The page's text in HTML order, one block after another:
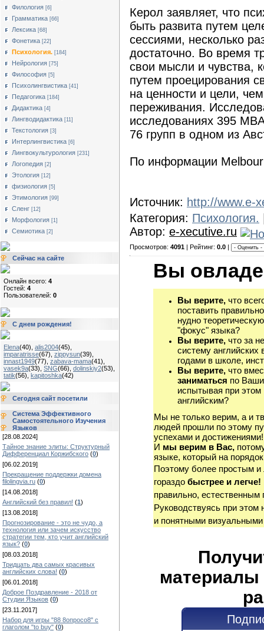
Филология [6]
Грамматика [66]
Лексика [68]
Фонетика [22]
Психология. [184]
Нейрология [75]
Философия [5]
Психолингвистика [41]
Педагогика [184]
Дидактика [4]
Лингводидактика [11]
Текстология [3]
Интерлингвистика [6]
Лингвокультурология [231]
Логопедия [2]
Этология [12]
физиология [5]
Этимология [99]
Сленг [12]
Морфология [1]
Семиотика [2]
Сейчас на сайте
Онлайн всего: 4
Гостей: 4
Пользователей: 0
С днем рождения!
Elena(40) alis2004(45)
imparatrisse(67) zippysun(39)
innast1949(77) zabava-mama(41)
vasek9a(33) SNG(66) dolinskiy2(53)
tatik(56) kapitoshka(42)
Сегодня сайт посетили
Система Эффективного
Самостоятельного Изучения
Языков
[28.08.2024]
Тайное знание элиты: Структурный
Дифференциал Коржибского (0)
[06.02.2019]
Прекращение поддержки домена
filolingvia.ru (0)
[14.08.2018]
Английский без правил! (1)
[13.08.2018]
Прогнозирование - это не чудо, а
технология или зачем искусство
стратегии тем, кто учит английский
язык? (0)
[08.03.2018]
Тридцать два самых красивых
английских слова! (0)
[06.01.2018]
Доброе Поздравление - 2018 от
Студии Языков (0)
[23.11.2017]
Набор для игры "88 8опросо8" с
глаголом "to buy" (0)
Керол заявляет, что
быть развита путем
сессиями, несколько
достаточно. Во время
свои мысли и чувства,
путем проецирования
на ценности и цели,
переживания.
исследованиях 395
76 групп в одном из
По информации
Источник: http://www.e-
Категория: Психология.
Автор: e-xecutive.ru
Просмотров: 4091 | Рейтинг: 0.0
Вы
Вы верите, что
поставить
нудно
"фокус" языка?
Вы верите, что за
систему
годами в школе,
Вы верите, что
заниматься по
испытывая при этом
английским?
Мы не только верим, а и
людей прошли по этому
успехами и достижениями!
И мы верим в Вас,
языке, который на
Поэтому более простым
гораздо быстрее и легче!
правильно, естественным
Руководствуясь при
и понятными
материалы